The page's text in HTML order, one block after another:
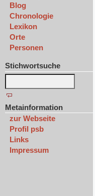
Blog
Chronologie
Lexikon
Orte
Personen
Stichwortsuche
Metainformation
zur Webseite
Profil psb
Links
Impressum